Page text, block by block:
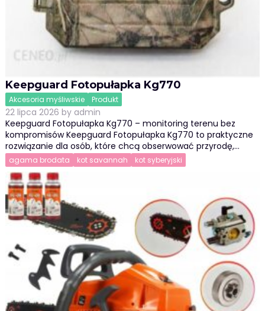
Keepguard Fotopułapka Kg770
Akcesoria myśliwskie Produkt
22 lipca 2026 by admin
Keepguard Fotopułapka Kg770 – monitoring terenu bez
kompromisów Keepguard Fotopułapka Kg770 to praktyczne
rozwiązanie dla osób, które chcą obserwować przyrodę,…
agama brodata kot savannah kot syberyjski